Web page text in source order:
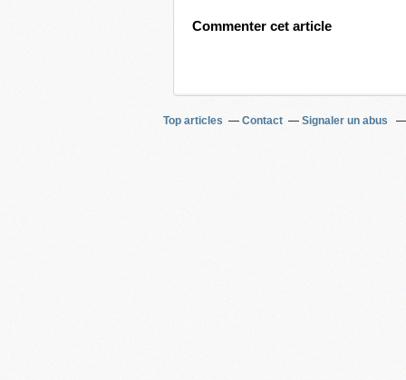
Commenter cet article
Top articles Contact Signaler un abus